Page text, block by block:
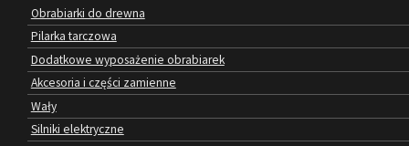
Obrabiarki do drewna
Pilarka tarczowa
Dodatkowe wyposażenie obrabiarek
Akcesoria i części zamienne
Wały
Silniki elektryczne